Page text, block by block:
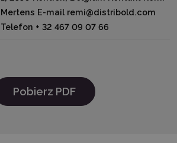
Mertens E-mail remi@distribold.com
Telefon + 32 467 09 07 66
Pobierz PDF